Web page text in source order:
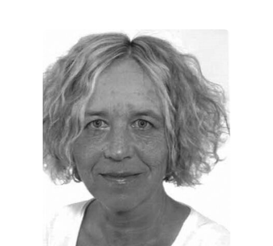
THEMEN
ANGEBOTE